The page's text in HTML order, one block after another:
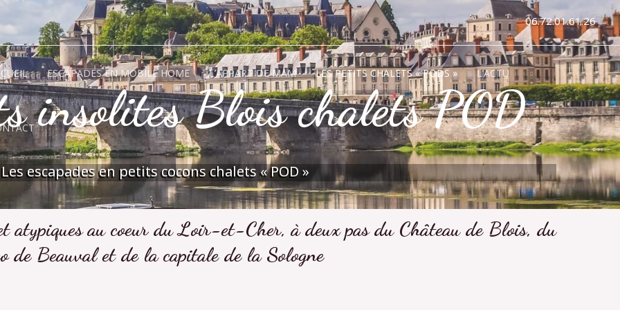
06.72.01.61.26
ESCAPADES EN MOBILE HOME L’APPART DE MAM LES PETITS CHALETS « PODS » L’ACTU
insolites Blois chalets POD
Les escapades en petits cocons chalets « POD »
atypiques au coeur du Loir-et-Cher, à deux pas du Château de Blois, du
de Beauval et de la capitale de la Sologne